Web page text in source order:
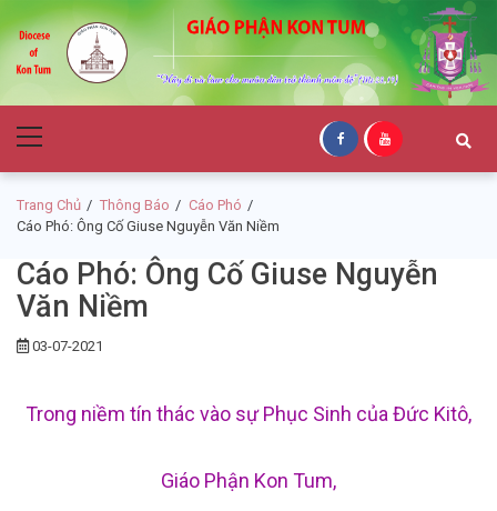
to
navigation
to
content
Giáo Phận Kon
Tum
Menu
Trang Chủ Thông Báo
Cáo Phó
Cáo Phó: Ông Cố Giuse Nguyễn Văn Niềm
Cáo Phó: Ông Cố Giuse Nguyễn
Văn Niềm
03-07-2021
Trong niềm tín thác vào sự Phục Sinh của Đức Kitô,
Giáo Phận Kon Tum,